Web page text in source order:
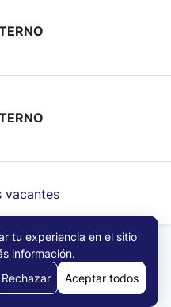
vacantes
tu experiencia en el sitio
información.
Rechazar Aceptar todos